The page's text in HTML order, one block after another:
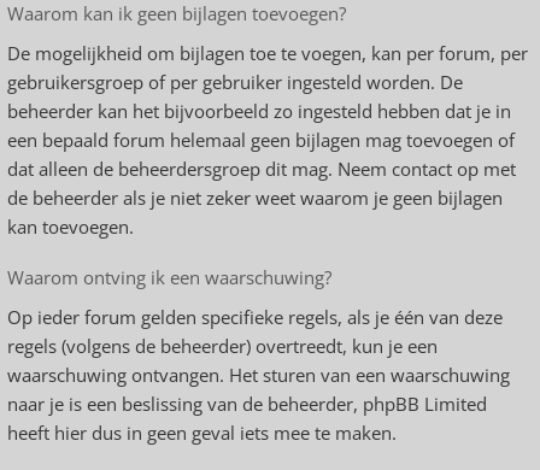
Waarom kan ik geen bijlagen toevoegen?
De mogelijkheid om bijlagen toe te voegen, kan per forum, per
gebruikersgroep of per gebruiker ingesteld worden. De
beheerder kan het bijvoorbeeld zo ingesteld hebben dat je in
een bepaald forum helemaal geen bijlagen mag toevoegen of
dat alleen de beheerdersgroep dit mag. Neem contact op met
de beheerder als je niet zeker weet waarom je geen bijlagen
kan toevoegen.
Waarom ontving ik een waarschuwing?
Op ieder forum gelden specifieke regels, als je één van deze
regels (volgens de beheerder) overtreedt, kun je een
waarschuwing ontvangen. Het sturen van een waarschuwing
naar je is een beslissing van de beheerder, phpBB Limited
heeft hier dus in geen geval iets mee te maken.